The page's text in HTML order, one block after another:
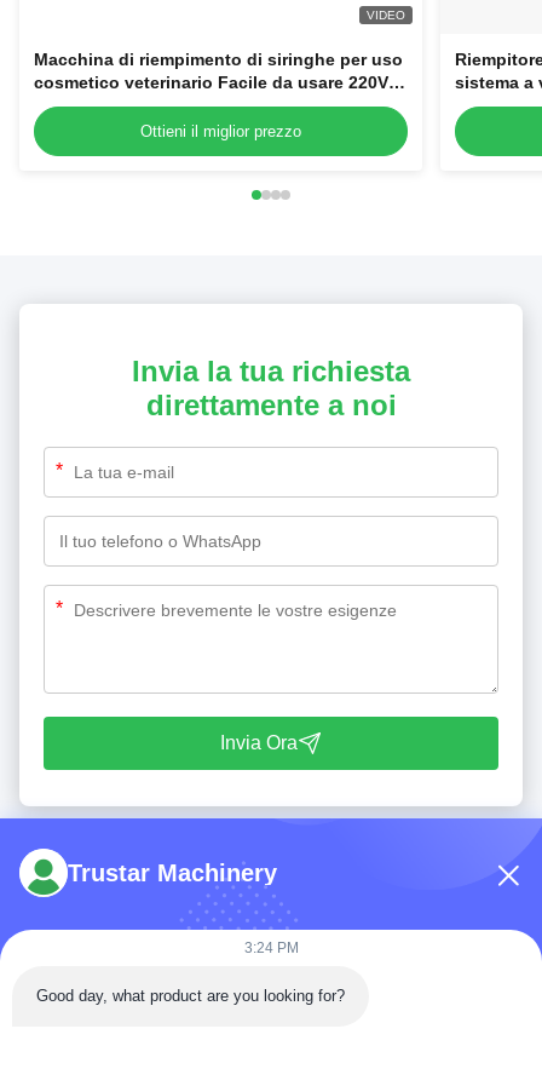
VIDEO
Macchina di riempimento di siringhe per uso
cosmetico veterinario Facile da usare 220V
Seringhe di plastica usa e getta
Ottieni il miglior prezzo
sistema a
laminare
Invia la tua richiesta
direttamente a noi
*
*
Invia Ora
tel: 86-180-5882-0351
Trustar Machinery
3:24 PM
Good day, what product are you looking for?